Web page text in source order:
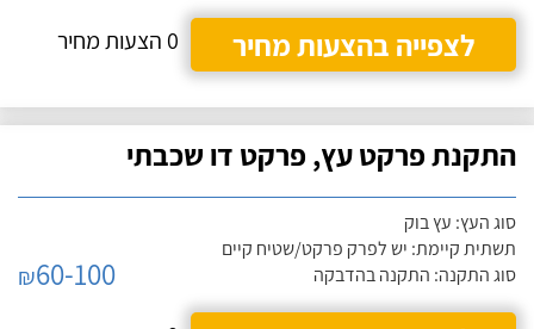
לצפייה בהצעות מחיר
0 הצעות מחיר
התקנת פרקט עץ, פרקט דו שכבתי
סוג העץ: עץ בוק
תשתית קיימת: יש לפרק פרקט/שטיח קיים
סוג התקנה: התקנה בהדבקה
₪60-100